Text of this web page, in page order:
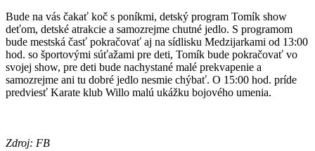
Bude na vás čakať koč s poníkmi, detský program Tomík show
deťom, detské atrakcie a samozrejme chutné jedlo. S programom
bude mestská časť pokračovať aj na sídlisku Medzijarkami od 13:00
hod. so športovými súťažami pre deti, Tomík bude pokračovať vo
svojej show, pre deti bude nachystané malé prekvapenie a
samozrejme ani tu dobré jedlo nesmie chýbať. O 15:00 hod. príde
predviesť Karate klub Willo malú ukážku bojového umenia.
Zdroj: FB